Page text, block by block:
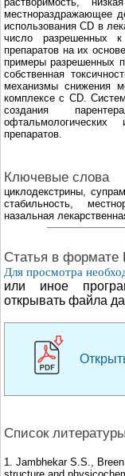
местнораздражающее
использования CD в
число разрешенных к
препаратов на их
примеры разрешенных
собственная
механизмы снижения
комплексе с CD.
создания
препаратов.
Ключевые слова
циклодекстрины,
стабильность,
назальная
Cтатья в формате
Для просмотра
или иное
открывать файла
Список литературы
1. Jambhekar S.S.,